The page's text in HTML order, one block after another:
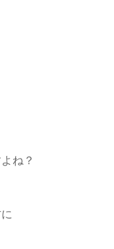
ね？